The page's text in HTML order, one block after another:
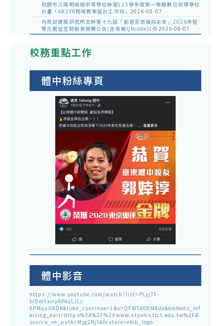
桃園市立陽明高級中等學校辦理115學年度第一學期數位前導學校
計畫「AR2VR跨域教學設計工作坊」 2026-08-07
內政部建築研究所主辦第十九屆「創意狂想巢向未來」2026年智
慧化居住空間創意競賽公告(含海報QRcode)1份2026-08-07
校務重點工作
體中粉絲專頁
體中影音
https://www.youtube.com/watch?list=PLyj7F-
blDmYxiryAPAqLJLj-
hPMqaUKDK&time_continue=1&v=QFWTd08M8do&embeds_ref
erring_euri=https%3A%2F%2Fwww.ntpehs.ttct.edu.tw%2F&
source_ve_path=Mjg2NjY&feature=emb_logo